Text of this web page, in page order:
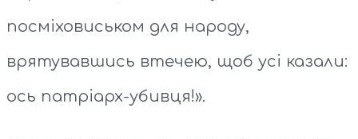
посміховиськом для народу,
врятувавшись втечею, щоб усі казали:
ось патріарх-убивця!».